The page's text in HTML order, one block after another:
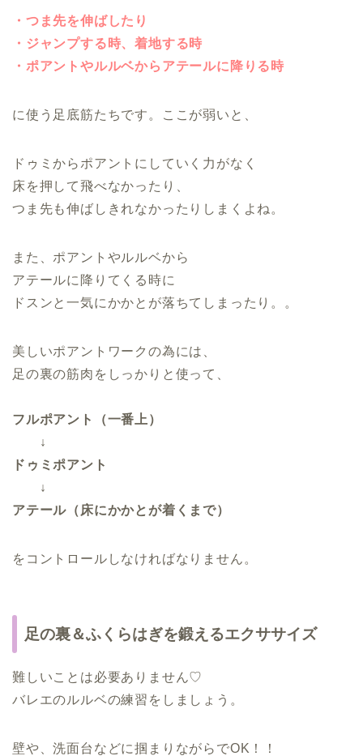
・つま先を伸ばしたり
・ジャンプする時、着地する時
・ポアントやルルベからアテールに降りる時
に使う足底筋たちです。ここが弱いと、
ドゥミからポアントにしていく力がなく
床を押して飛べなかったり、
つま先も伸ばしきれなかったりしまくよね。
また、ポアントやルルベから
アテールに降りてくる時に
ドスンと一気にかかとが落ちてしまったり。。
美しいポアントワークの為には、
足の裏の筋肉をしっかりと使って、
フルポアント（一番上）
↓
ドゥミポアント
↓
アテール（床にかかとが着くまで）
をコントロールしなければなりません。
足の裏＆ふくらはぎを鍛えるエクササイズ
難しいことは必要ありません♡
バレエのルルベの練習をしましょう。
壁や、洗面台などに掴まりながらでOK！！